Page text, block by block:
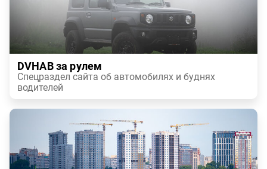
DVHAB за рулем
Спецраздел сайта об автомобилях и буднях
водителей